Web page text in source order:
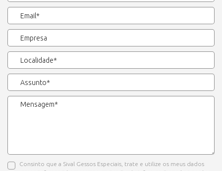
Consinto que a Sival Gessos Especiais, trate e utilize os meus dados